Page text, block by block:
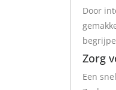
Door
Zorg
Een